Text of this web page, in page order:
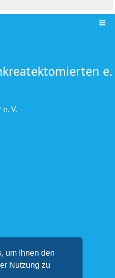
um Ihnen den
Nutzung zu
e.
V.